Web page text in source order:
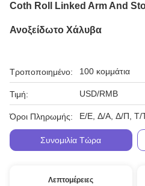
Coth Roll Linked Arm And
Ανοξείδωτο Χάλυβα
Τροποποιημένο: 100 κομμάτια
Τιμή: USD/RMB
Όροι Πληρωμής: Ε/Ε, Δ/Α, Δ/Π, Τ/
Συνομιλία Τώρα
Λεπτομέρειες